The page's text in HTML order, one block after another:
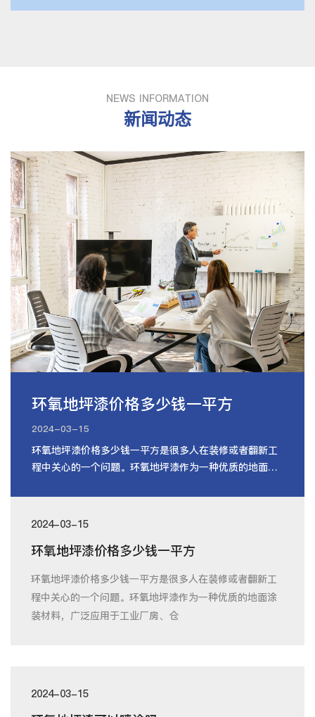
NEWS INFORMATION
新闻动态
环氧地坪漆价格多少钱一平方
2024-03-15
环氧地坪漆价格多少钱一平方是很多人在装修或者翻新工
程中关心的一个问题。环氧地坪漆作为一种优质的地面涂
2024-03-15
环氧地坪漆价格多少钱一平方
环氧地坪漆价格多少钱一平方是很多人在装修或者翻新工
程中关心的一个问题。环氧地坪漆作为一种优质的地面涂
装材料，广泛应用于工业厂房、仓
2024-03-15